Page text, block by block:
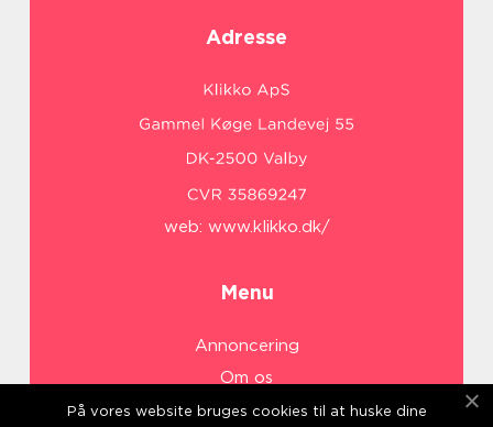
Adresse
web: www.klikko.dk/
Menu
Annoncering
Om os
Cookies
På vores website bruges cookies til at huske dine